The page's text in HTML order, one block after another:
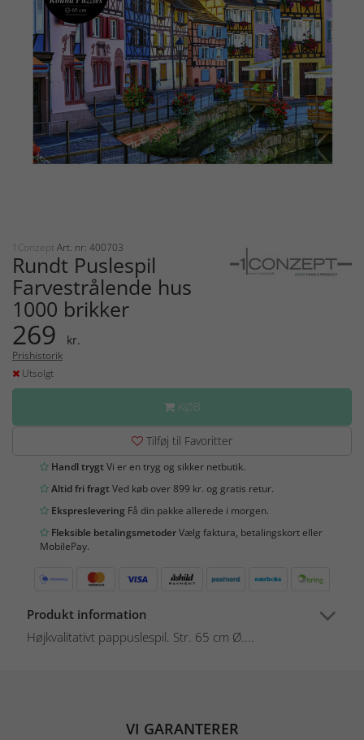
1Conzept Art. nr: 400703
Rundt Puslespil
Farvestrålende hus
1000 brikker
269 kr.
Prishistorik
Utsolgt
KØB
Tilføj til Favoritter
Handl trygtVi er en tryg og sikker netbutik.
Altid fri fragtVed køb over 899 kr. og gratis retur.
Ekspreslevering Få din pakke allerede i morgen.
Fleksible betalingsmetoderVælg faktura, betalingskort eller
MobilePay.
Produkt information
Højkvalitativt pappuslespil. Str. 65 cm Ø....
VI GARANTERER